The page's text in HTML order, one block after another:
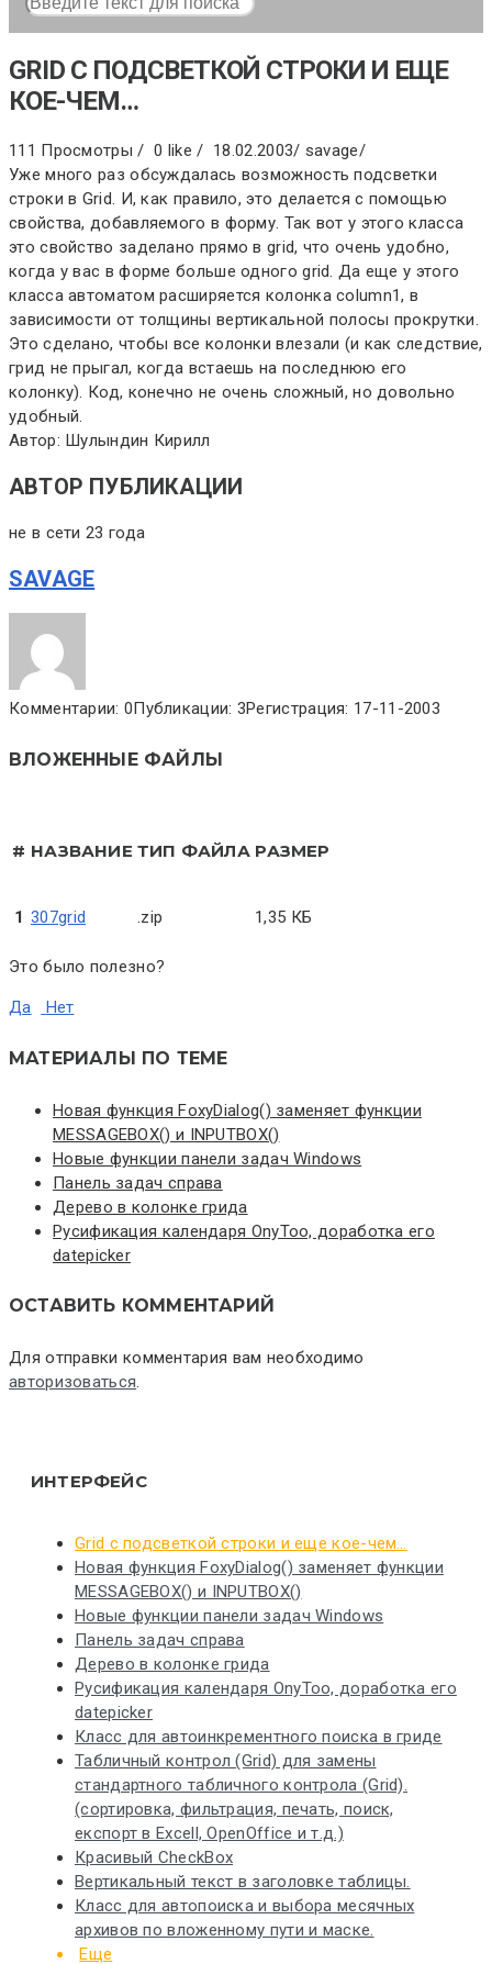
GRID С ПОДСВЕТКОЙ СТРОКИ И ЕЩЕ
КОЕ-ЧЕМ…
111 Просмотры / 0 like / 18.02.2003/ savage/
Уже много раз обсуждалась возможность подсветки
строки в Grid. И, как правило, это делается с помощью
свойства, добавляемого в форму. Так вот у этого класса
это свойство заделано прямо в grid, что очень удобно,
когда у вас в форме больше одного grid. Да еще у этого
класса автоматом расширяется колонка column1, в
зависимости от толщины вертикальной полосы прокрутки.
Это сделано, чтобы все колонки влезали (и как следствие,
грид не прыгал, когда встаешь на последнюю его
колонку). Код, конечно не очень сложный, но довольно
удобный.
Автор: Шулындин Кирилл
АВТОР ПУБЛИКАЦИИ
не в сети 23 года
SAVAGE
Комментарии: 0Публикации: 3Регистрация: 17-11-2003
ВЛОЖЕННЫЕ ФАЙЛЫ
# НАЗВАНИЕ ТИП ФАЙЛА РАЗМЕР
1 307grid .zip 1,35 КБ
Это было полезно?
Да Нет
МАТЕРИАЛЫ ПО ТЕМЕ
Новая функция FoxyDialog() заменяет функции
MESSAGEBOX() и INPUTBOX()
Новые функции панели задач Windows
Панель задач справа
Дерево в колонке грида
Русификация календаря OnyToo, доработка его
datepicker
ОСТАВИТЬ КОММЕНТАРИЙ
Для отправки комментария вам необходимо
авторизоваться.
ИНТЕРФЕЙС
Grid с подсветкой строки и еще кое-чем…
Новая функция FoxyDialog() заменяет функции
MESSAGEBOX() и INPUTBOX()
Новые функции панели задач Windows
Панель задач справа
Дерево в колонке грида
Русификация календаря OnyToo, доработка его
datepicker
Класс для автоинкрементного поиска в гриде
Табличный контрол (Grid) для замены
стандартного табличного контрола (Grid).
(сортировка, фильтрация, печать, поиск,
експорт в Excell, OpenOffice и т.д.)
Красивый CheckBox
Вертикальный текст в заголовке таблицы.
Класс для автопоиска и выбора месячных
архивов по вложенному пути и маске.
Еще